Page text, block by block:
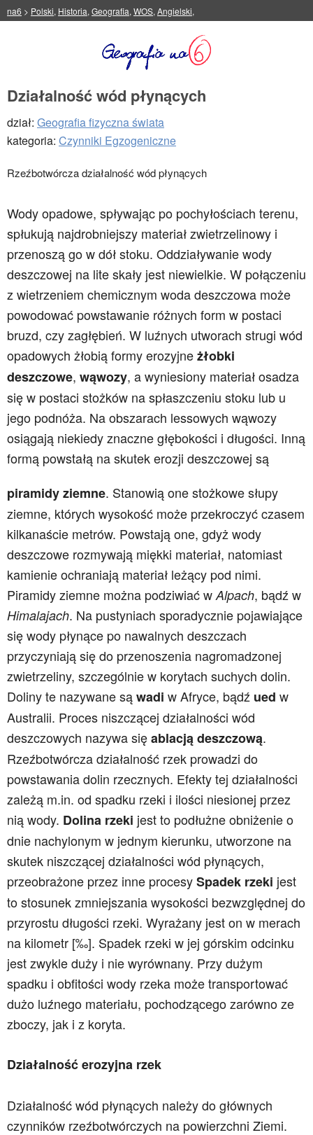
na6 > Polski, Historia, Geografia, WOS, Angielski,
Działalność wód płynących
dział: Geografia fizyczna świata
kategoria: Czynniki Egzogeniczne
Rzeźbotwórcza działalność wód płynących
Wody opadowe, spływając po pochyłościach terenu,
spłukują najdrobniejszy materiał zwietrzelinowy i
przenoszą go w dół stoku. Oddziaływanie wody
deszczowej na lite skały jest niewielkie. W połączeniu
z wietrzeniem chemicznym woda deszczowa może
powodować powstawanie różnych form w postaci
bruzd, czy zagłębień. W luźnych utworach strugi wód
opadowych żłobią formy erozyjneżłobki
deszczowe, wąwozy, a wyniesiony materiał osadza
się w postaci stożków na spłaszczeniu stoku lub u
jego podnóża. Na obszarach lessowych wąwozy
osiągają niekiedy znaczne głębokości i długości. Inną
formą powstałą na skutek erozji deszczowej są
piramidy ziemne. Stanowią one stożkowe słupy
ziemne, których wysokość może przekroczyć czasem
kilkanaście metrów. Powstają one, gdyż wody
deszczowe rozmywają miękki materiał, natomiast
kamienie ochraniają materiał leżący pod nimi.
Piramidy ziemne można podziwiać w Alpach, bądź w
Himalajach. Na pustyniach sporadycznie pojawiające
się wody płynące po nawalnych deszczach
przyczyniają się do przenoszenia nagromadzonej
zwietrzeliny, szczególnie w korytach suchych dolin.
Doliny te nazywane sąwadi w Afryce, bądź ued w
Australii. Proces niszczącej działalności wód
deszczowych nazywa sięablacją deszczową.
Rzeźbotwórcza działalność rzek prowadzi do
powstawania dolin rzecznych. Efekty tej działalności
zależą m.in. od spadku rzeki i ilości niesionej przez
nią wody. Dolina rzeki jest to podłużne obniżenie o
dnie nachylonym w jednym kierunku, utworzone na
skutek niszczącej działalności wód płynących,
przeobrażone przez inne procesySpadek rzeki jest
to stosunek zmniejszania wysokości bezwzględnej do
przyrostu długości rzeki. Wyrażany jest on w merach
na kilometr [‰]. Spadek rzeki w jej górskim odcinku
jest zwykle duży i nie wyrównany. Przy dużym
spadku i obfitości wody rzeka może transportować
dużo luźnego materiału, pochodzącego zarówno ze
zboczy, jak i z koryta.
Działalność erozyjna rzek
Działalność wód płynących należy do głównych
czynników rzeźbotwórczych na powierzchni Ziemi.